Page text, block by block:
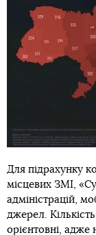
Для підрахунку
місцевих ЗМІ,
адміністрацій,
джерел.
орієнтовні, адже